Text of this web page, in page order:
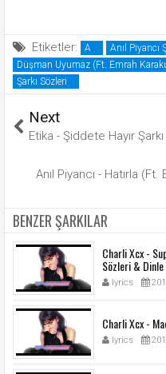
Etiketler: A
Anıl Piyancı
Düşman Uyumaz (Ft. Emrah
Şarkı Sözleri
Next
Etika - Şiddete Hayır
Anıl Piyancı - Hatırla
BENZER ŞARKILAR
Charli Xcx -
Sözleri & Dinle
lyrics
Charli Xcx -
lyrics